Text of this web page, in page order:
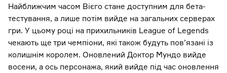
Найближчим часом Вієго стане доступним для бета-
тестування, а лише потім вийде на загальних серверах
гри. У цьому році на прихильників League of Legends
чекають ще три чемпіони, які також будуть пов’язані із
колишнім королем. Оновлений Доктор Мундо вийде
восени, а ось персонажа, який вийде під час оновлення